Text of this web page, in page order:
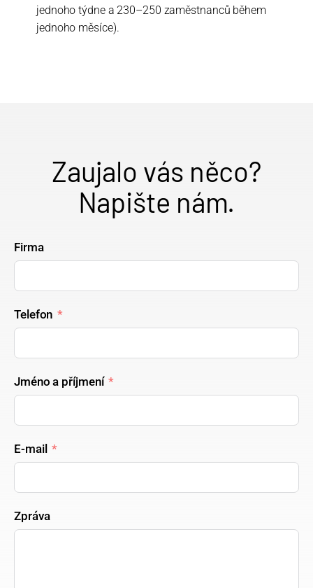
jednoho týdne a 230–250 zaměstnanců během
jednoho měsíce).
Zaujalo vás něco?
Napište nám.
Firma
Telefon
Jméno a příjmení
E-mail
Zpráva